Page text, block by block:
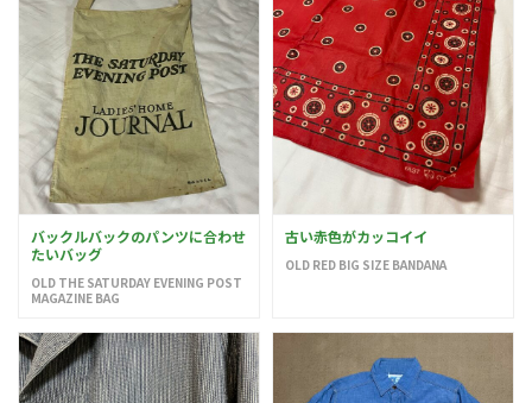
バックルバックのパンツに合わせ
たいバッグ
OLD THE SATURDAY EVENING POST
MAGAZINE BAG
古い赤色がカッコイイ
OLD RED BIG SIZE BANDANA